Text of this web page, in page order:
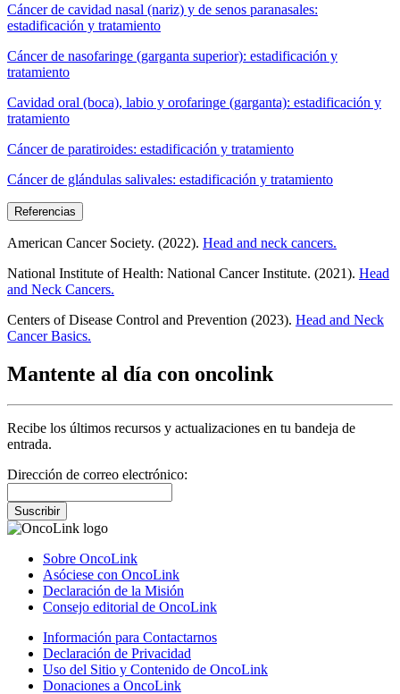
Cáncer de cavidad nasal (nariz) y de senos paranasales:
estadificación y tratamiento
Cáncer de nasofaringe (garganta superior): estadificación y
tratamiento
Cavidad oral (boca), labio y orofaringe (garganta): estadificación y
tratamiento
Cáncer de paratiroides: estadificación y tratamiento
Cáncer de glándulas salivales: estadificación y tratamiento
Referencias
American Cancer Society. (2022). Head and neck cancers.
National Institute of Health: National Cancer Institute. (2021). Head
and Neck Cancers.
Centers of Disease Control and Prevention (2023). Head and Neck
Cancer Basics.
Mantente al día con oncolink
Recibe los últimos recursos y actualizaciones en tu bandeja de
entrada.
Dirección de correo electrónico:
Suscribir
Sobre OncoLink
Asóciese con OncoLink
Declaración de la Misión
Consejo editorial de OncoLink
Información para Contactarnos
Declaración de Privacidad
Uso del Sitio y Contenido de OncoLink
Donaciones a OncoLink